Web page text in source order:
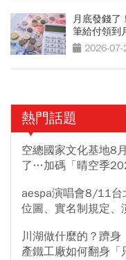
月底發錢了
筆給付領到
2026-07-
熱門話題
空總國家文化基地8
了…加碼「晴空季
aespa演唱會8/11台
位圖、實名制規定、
川湖做什麼的？躋
產鐵工廠如何翻身「